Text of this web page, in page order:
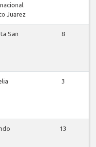
Juarez
San
8
3
13